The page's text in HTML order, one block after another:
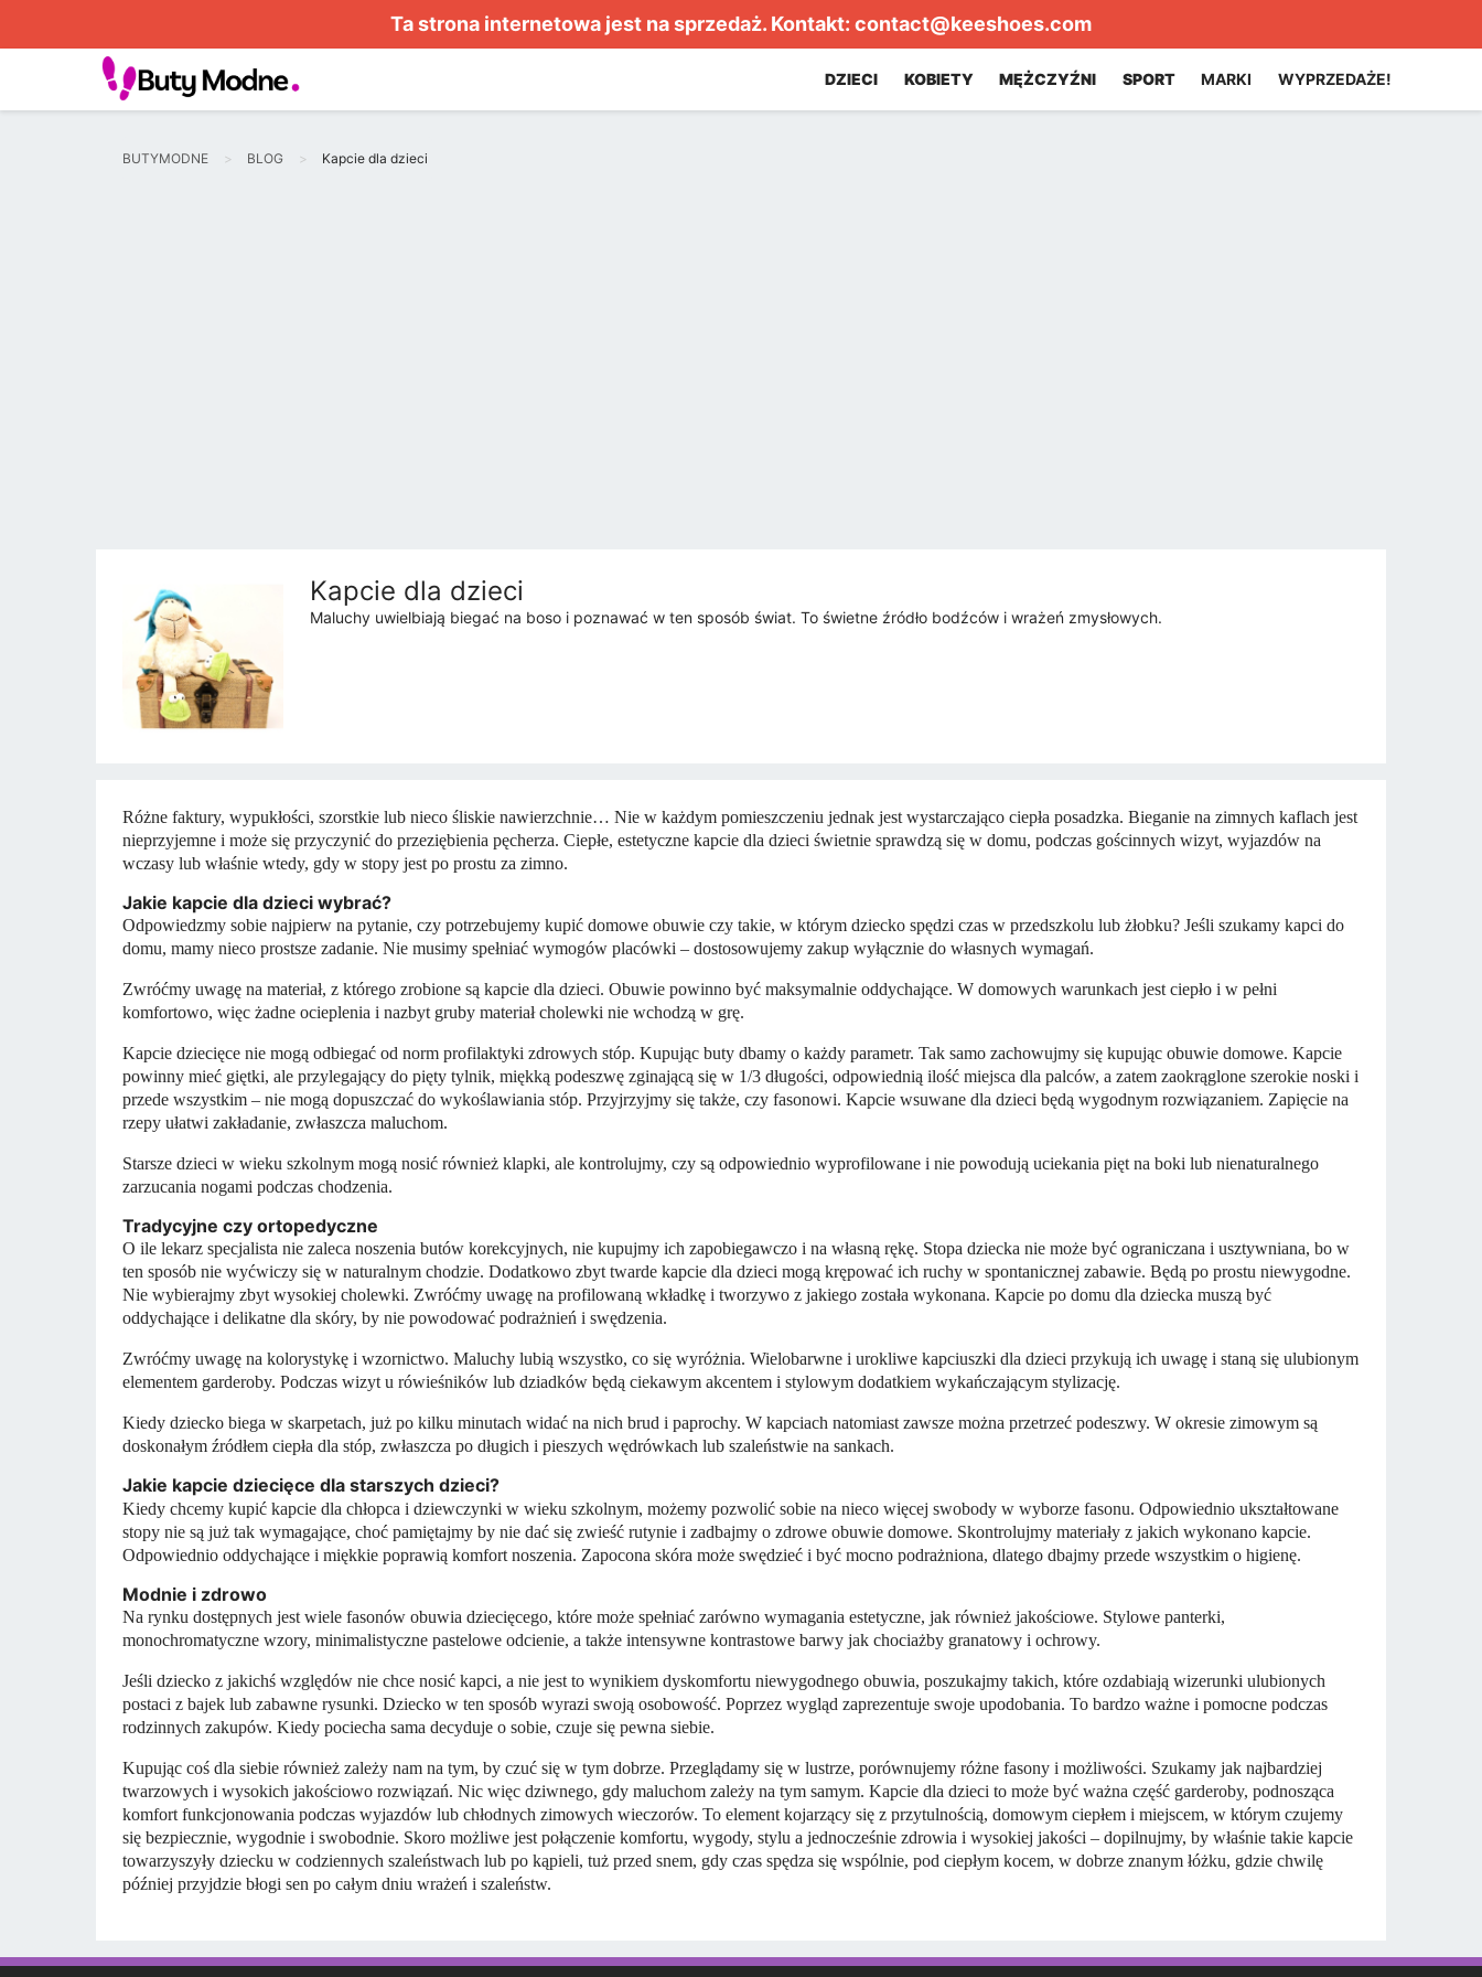
Ta strona internetowa jest na sprzedaż. Kontakt: contact@keeshoes.com
DZIECI KOBIETY MĘŻCZYŹNI SPORT MARKI WYPRZEDAŻE!
BUTYMODNE BLOG Kapcie dla dzieci
Kapcie dla dzieci
Maluchy uwielbiają biegać na boso i poznawać w ten sposób świat. To świetne źródło bodźców i wrażeń zmysłowych.
Różne faktury, wypukłości, szorstkie lub nieco śliskie nawierzchnie… Nie w każdym pomieszczeniu jednak jest wystarczająco ciepła posadzka. Bieganie na zimnych kaflach jest
nieprzyjemne i może się przyczynić do przeziębienia pęcherza. Ciepłe, estetyczne kapcie dla dzieci świetnie sprawdzą się w domu, podczas gościnnych wizyt, wyjazdów na
wczasy lub właśnie wtedy, gdy w stopy jest po prostu za zimno.
Jakie kapcie dla dzieci wybrać?
Odpowiedzmy sobie najpierw na pytanie, czy potrzebujemy kupić domowe obuwie czy takie, w którym dziecko spędzi czas w przedszkolu lub żłobku? Jeśli szukamy kapci do
domu, mamy nieco prostsze zadanie. Nie musimy spełniać wymogów placówki – dostosowujemy zakup wyłącznie do własnych wymagań.
Zwróćmy uwagę na materiał, z którego zrobione są kapcie dla dzieci. Obuwie powinno być maksymalnie oddychające. W domowych warunkach jest ciepło i w pełni
komfortowo, więc żadne ocieplenia i nazbyt gruby materiał cholewki nie wchodzą w grę.
Kapcie dziecięce nie mogą odbiegać od norm profilaktyki zdrowych stóp. Kupując buty dbamy o każdy parametr. Tak samo zachowujmy się kupując obuwie domowe. Kapcie
powinny mieć giętki, ale przylegający do pięty tylnik, miękką podeszwę zginającą się w 1/3 długości, odpowiednią ilość miejsca dla palców, a zatem zaokrąglone szerokie noski i
przede wszystkim – nie mogą dopuszczać do wykoślawiania stóp. Przyjrzyjmy się także, czy fasonowi. Kapcie wsuwane dla dzieci będą wygodnym rozwiązaniem. Zapięcie na
rzepy ułatwi zakładanie, zwłaszcza maluchom.
Starsze dzieci w wieku szkolnym mogą nosić również klapki, ale kontrolujmy, czy są odpowiednio wyprofilowane i nie powodują uciekania pięt na boki lub nienaturalnego
zarzucania nogami podczas chodzenia.
Tradycyjne czy ortopedyczne
O ile lekarz specjalista nie zaleca noszenia butów korekcyjnych, nie kupujmy ich zapobiegawczo i na własną rękę. Stopa dziecka nie może być ograniczana i usztywniana, bo w
ten sposób nie wyćwiczy się w naturalnym chodzie. Dodatkowo zbyt twarde kapcie dla dzieci mogą krępować ich ruchy w spontanicznej zabawie. Będą po prostu niewygodne.
Nie wybierajmy zbyt wysokiej cholewki. Zwróćmy uwagę na profilowaną wkładkę i tworzywo z jakiego została wykonana. Kapcie po domu dla dziecka muszą być
oddychające i delikatne dla skóry, by nie powodować podrażnień i swędzenia.
Zwróćmy uwagę na kolorystykę i wzornictwo. Maluchy lubią wszystko, co się wyróżnia. Wielobarwne i urokliwe kapciuszki dla dzieci przykują ich uwagę i staną się ulubionym
elementem garderoby. Podczas wizyt u rówieśników lub dziadków będą ciekawym akcentem i stylowym dodatkiem wykańczającym stylizację.
Kiedy dziecko biega w skarpetach, już po kilku minutach widać na nich brud i paprochy. W kapciach natomiast zawsze można przetrzeć podeszwy. W okresie zimowym są
doskonałym źródłem ciepła dla stóp, zwłaszcza po długich i pieszych wędrówkach lub szaleństwie na sankach.
Jakie kapcie dziecięce dla starszych dzieci?
Kiedy chcemy kupić kapcie dla chłopca i dziewczynki w wieku szkolnym, możemy pozwolić sobie na nieco więcej swobody w wyborze fasonu. Odpowiednio ukształtowane
stopy nie są już tak wymagające, choć pamiętajmy by nie dać się zwieść rutynie i zadbajmy o zdrowe obuwie domowe. Skontrolujmy materiały z jakich wykonano kapcie.
Odpowiednio oddychające i miękkie poprawią komfort noszenia. Zapocona skóra może swędzieć i być mocno podrażniona, dlatego dbajmy przede wszystkim o higienę.
Modnie i zdrowo
Na rynku dostępnych jest wiele fasonów obuwia dziecięcego, które może spełniać zarówno wymagania estetyczne, jak również jakościowe. Stylowe panterki,
monochromatyczne wzory, minimalistyczne pastelowe odcienie, a także intensywne kontrastowe barwy jak chociażby granatowy i ochrowy.
Jeśli dziecko z jakichś względów nie chce nosić kapci, a nie jest to wynikiem dyskomfortu niewygodnego obuwia, poszukajmy takich, które ozdabiają wizerunki ulubionych
postaci z bajek lub zabawne rysunki. Dziecko w ten sposób wyrazi swoją osobowość. Poprzez wygląd zaprezentuje swoje upodobania. To bardzo ważne i pomocne podczas
rodzinnych zakupów. Kiedy pociecha sama decyduje o sobie, czuje się pewna siebie.
Kupując coś dla siebie również zależy nam na tym, by czuć się w tym dobrze. Przeglądamy się w lustrze, porównujemy różne fasony i możliwości. Szukamy jak najbardziej
twarzowych i wysokich jakościowo rozwiązań. Nic więc dziwnego, gdy maluchom zależy na tym samym. Kapcie dla dzieci to może być ważna część garderoby, podnosząca
komfort funkcjonowania podczas wyjazdów lub chłodnych zimowych wieczorów. To element kojarzący się z przytulnością, domowym ciepłem i miejscem, w którym czujemy
się bezpiecznie, wygodnie i swobodnie. Skoro możliwe jest połączenie komfortu, wygody, stylu a jednocześnie zdrowia i wysokiej jakości – dopilnujmy, by właśnie takie kapcie
towarzyszyły dziecku w codziennych szaleństwach lub po kąpieli, tuż przed snem, gdy czas spędza się wspólnie, pod ciepłym kocem, w dobrze znanym łóżku, gdzie chwilę
później przyjdzie błogi sen po całym dniu wrażeń i szaleństw.